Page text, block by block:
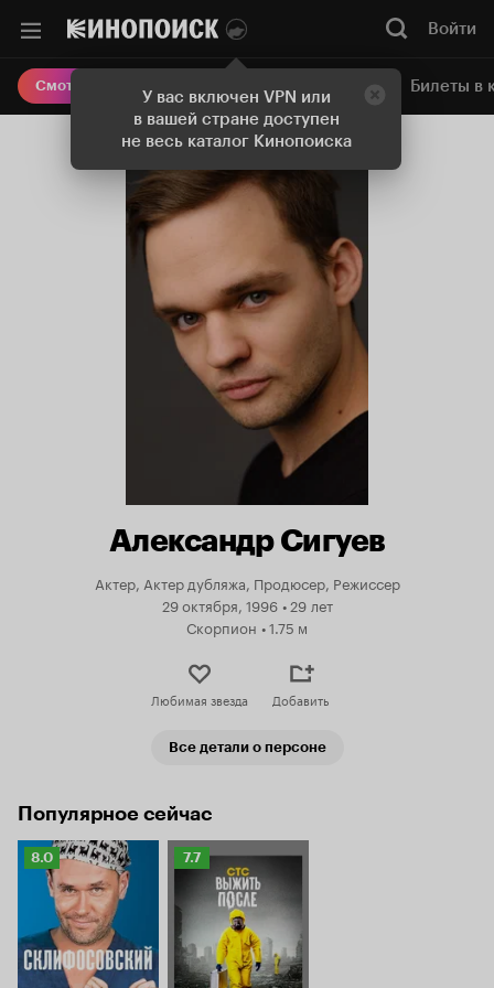
У вас включен VPN или
в вашей стране доступен
не весь каталог Кинопоиска
Войти
Смотреть кино Онлайн-кинотеатр Билеты в
Александр Сигуев
Актер, Актер дубляжа, Продюсер, Режиссер
29 октября, 1996 •29 лет
Скорпион •1.75 м
Любимая звезда Добавить
Все детали о персоне
Популярное сейчас
Рейтинг
Кинопоиска
8.0
8.0
Рейтинг
Кинопоиска
7.7
7.7